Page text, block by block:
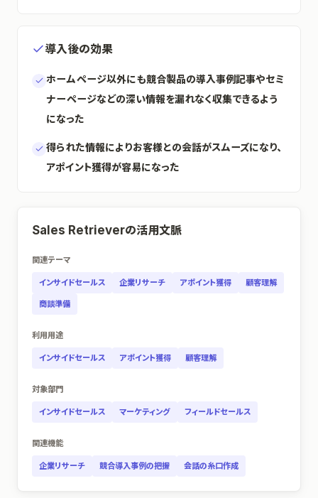
導入後の効果
ホームページ以外にも競合製品の導入事例記事やセミ
ナーページなどの深い情報を漏れなく収集できるよう
になった
得られた情報によりお客様との会話がスムーズになり、
アポイント獲得が容易になった
Sales Retrieverの活用文脈
関連テーマ
インサイドセールス 企業リサーチ アポイント獲得
顧客理解
商談準備
利用用途
インサイドセールス アポイント獲得 顧客理解
対象部門
インサイドセールス マーケティング フィールドセールス
関連機能
企業リサーチ 競合導入事例の把握 会話の糸口作成